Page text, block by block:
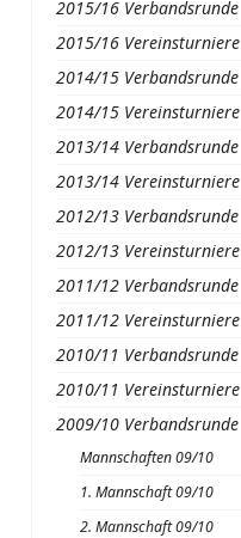
2015/16 Verbandsrunde
2015/16 Vereinsturniere
2014/15 Verbandsrunde
2014/15 Vereinsturniere
2013/14 Verbandsrunde
2013/14 Vereinsturniere
2012/13 Verbandsrunde
2012/13 Vereinsturniere
2011/12 Verbandsrunde
2011/12 Vereinsturniere
2010/11 Verbandsrunde
2010/11 Vereinsturniere
2009/10 Verbandsrunde
Mannschaften 09/10
1. Mannschaft 09/10
2. Mannschaft 09/10